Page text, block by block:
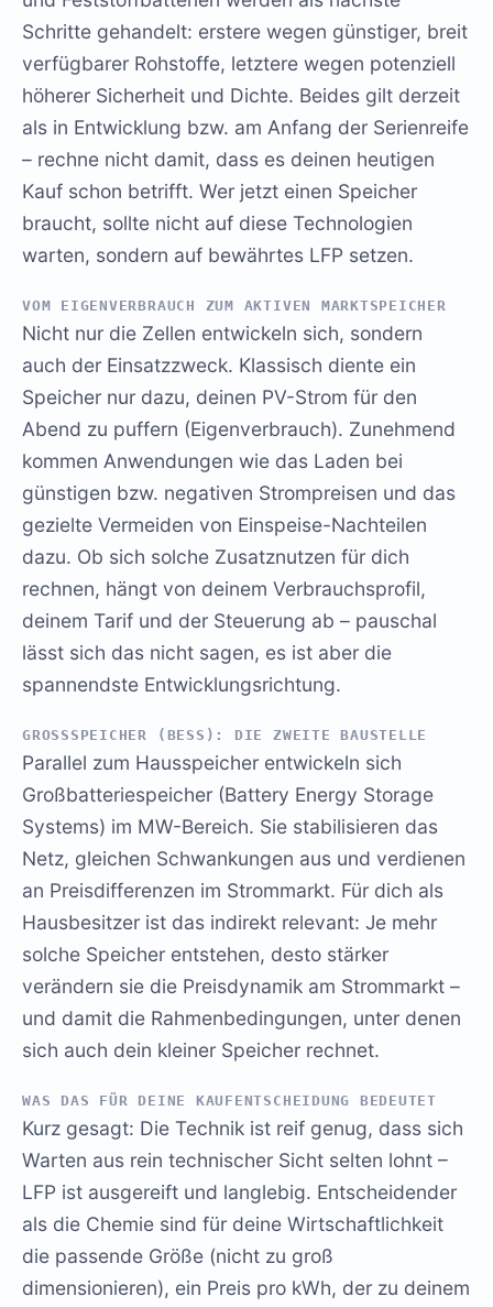
Schritte gehandelt: erstere wegen günstiger, breit
verfügbarer Rohstoffe, letztere wegen potenziell
höherer Sicherheit und Dichte. Beides gilt derzeit
als in Entwicklung bzw. am Anfang der Serienreife
– rechne nicht damit, dass es deinen heutigen
Kauf schon betrifft. Wer jetzt einen Speicher
braucht, sollte nicht auf diese Technologien
warten, sondern auf bewährtes LFP setzen.
VOM EIGENVERBRAUCH ZUM AKTIVEN MARKTSPEICHER
Nicht nur die Zellen entwickeln sich, sondern
auch der Einsatzzweck. Klassisch diente ein
Speicher nur dazu, deinen PV-Strom für den
Abend zu puffern (Eigenverbrauch). Zunehmend
kommen Anwendungen wie das Laden bei
günstigen bzw. negativen Strompreisen und das
gezielte Vermeiden von Einspeise-Nachteilen
dazu. Ob sich solche Zusatznutzen für dich
rechnen, hängt von deinem Verbrauchsprofil,
deinem Tarif und der Steuerung ab – pauschal
lässt sich das nicht sagen, es ist aber die
spannendste Entwicklungsrichtung.
GROSSSPEICHER (BESS): DIE ZWEITE BAUSTELLE
Parallel zum Hausspeicher entwickeln sich
Großbatteriespeicher (Battery Energy Storage
Systems) im MW-Bereich. Sie stabilisieren das
Netz, gleichen Schwankungen aus und verdienen
an Preisdifferenzen im Strommarkt. Für dich als
Hausbesitzer ist das indirekt relevant: Je mehr
solche Speicher entstehen, desto stärker
verändern sie die Preisdynamik am Strommarkt –
und damit die Rahmenbedingungen, unter denen
sich auch dein kleiner Speicher rechnet.
WAS DAS FÜR DEINE KAUFENTSCHEIDUNG BEDEUTET
Kurz gesagt: Die Technik ist reif genug, dass sich
Warten aus rein technischer Sicht selten lohnt –
LFP ist ausgereift und langlebig. Entscheidender
als die Chemie sind für deine Wirtschaftlichkeit
die passende Größe (nicht zu groß
dimensionieren), ein Preis pro kWh, der zu deinem